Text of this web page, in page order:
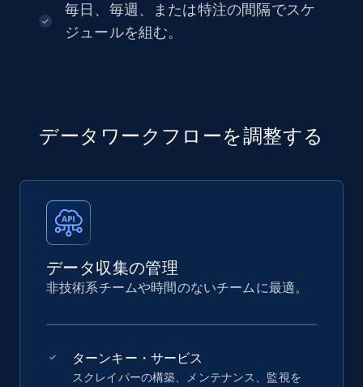
毎日、毎週、または特注の間隔でスケ
ジュールを組む。
データワークフローを調整する
データ収集の管理
非技術系チームや時間のないチームに最適。
ターンキー・サービス
スクレイパーの構築、メンテナンス、監視を